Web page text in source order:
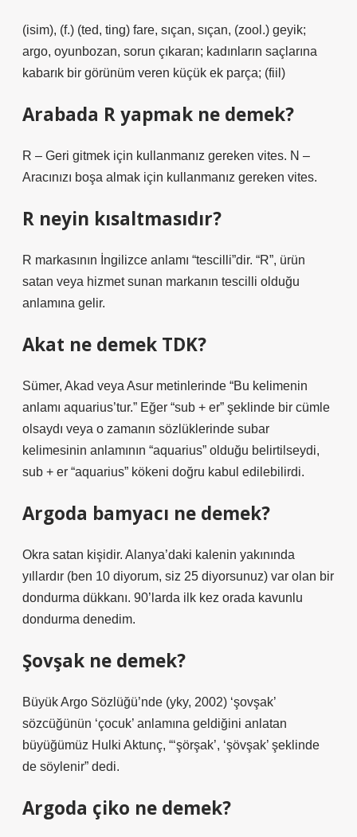
(isim), (f.) (ted, ting) fare, sıçan, sıçan, (zool.) geyik;
argo, oyunbozan, sorun çıkaran; kadınların saçlarına
kabarık bir görünüm veren küçük ek parça; (fiil)
Arabada R yapmak ne demek?
R – Geri gitmek için kullanmanız gereken vites. N –
Aracınızı boşa almak için kullanmanız gereken vites.
R neyin kısaltmasıdır?
R markasının İngilizce anlamı “tescilli”dir. “R”, ürün
satan veya hizmet sunan markanın tescilli olduğu
anlamına gelir.
Akat ne demek TDK?
Sümer, Akad veya Asur metinlerinde “Bu kelimenin
anlamı aquarius’tur.” Eğer “sub + er” şeklinde bir cümle
olsaydı veya o zamanın sözlüklerinde subar
kelimesinin anlamının “aquarius” olduğu belirtilseydi,
sub + er “aquarius” kökeni doğru kabul edilebilirdi.
Argoda bamyacı ne demek?
Okra satan kişidir. Alanya’daki kalenin yakınında
yıllardır (ben 10 diyorum, siz 25 diyorsunuz) var olan bir
dondurma dükkanı. 90’larda ilk kez orada kavunlu
dondurma denedim.
Şovşak ne demek?
Büyük Argo Sözlüğü’nde (yky, 2002) ‘şovşak’
sözcüğünün ‘çocuk’ anlamına geldiğini anlatan
büyüğümüz Hulki Aktunç, “‘şörşak’, ‘şövşak’ şeklinde
de söylenir” dedi.
Argoda çiko ne demek?